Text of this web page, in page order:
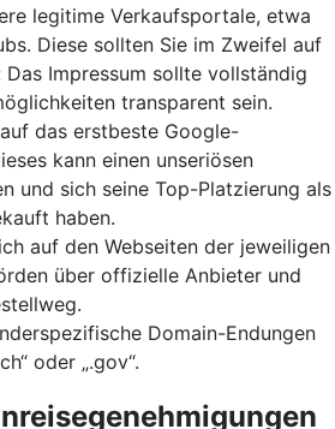
legitime Verkaufsportale, etwa
Diese sollten Sie im Zweifel auf
Impressum sollte vollständig
transparent sein.
das erstbeste Google-
kann einen unseriösen
und sich seine Top-Platzierung als
haben.
auf den Webseiten der jeweiligen
über offizielle Anbieter und
Domain-Endungen
oder „.gov“.